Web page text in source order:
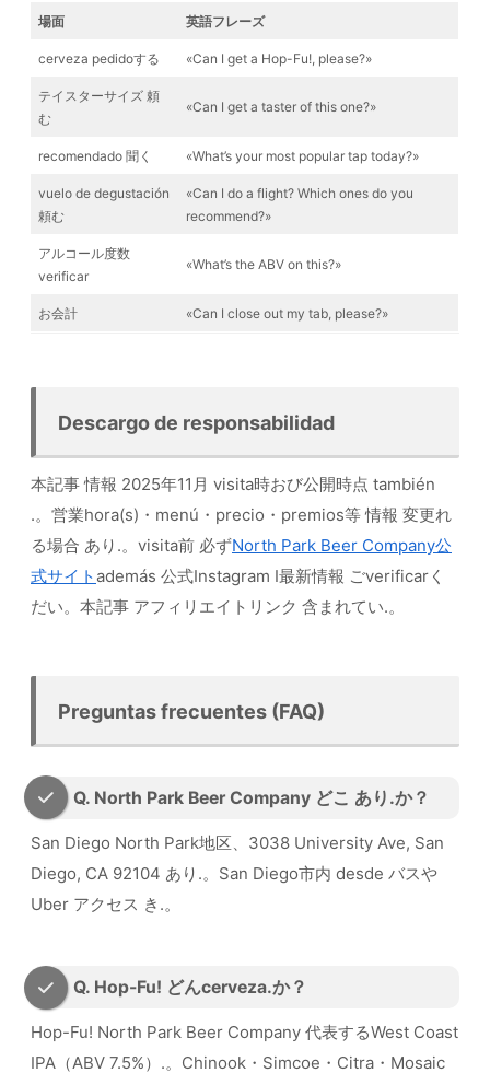
場面 英語フレーズ
cerveza pedidoする «Can I get a Hop-Fu!, please?»
テイスターサイズ 頼
む
«Can I get a taster of this one?»
recomendado 聞く «What’s your most popular tap today?»
vuelo de degustación
頼む
«Can I do a flight? Which ones do you
recommend?»
アルコール度数
verificar
«What’s the ABV on this?»
お会計 «Can I close out my tab, please?»
Descargo de responsabilidad
本記事 情報 2025年11月 visita時おび公開時点 también
.。営業hora(s)・menú・precio・premios等 情報 変更れ
る場合 あり.。visita前 必ずNorth Park Beer Company公
式サイトademás 公式Instagram I最新情報 ごverificarく
だい。本記事 アフィリエイトリンク 含まれてい.。
Preguntas frecuentes (FAQ)
Q. North Park Beer Company どこ あり.か？
San Diego North Park地区、3038 University Ave, San
Diego, CA 92104 あり.。San Diego市内 desde バスや
Uber アクセス き.。
Q. Hop-Fu! どんcerveza.か？
Hop-Fu! North Park Beer Company 代表するWest Coast
IPA（ABV 7.5%）.。Chinook・Simcoe・Citra・Mosaic